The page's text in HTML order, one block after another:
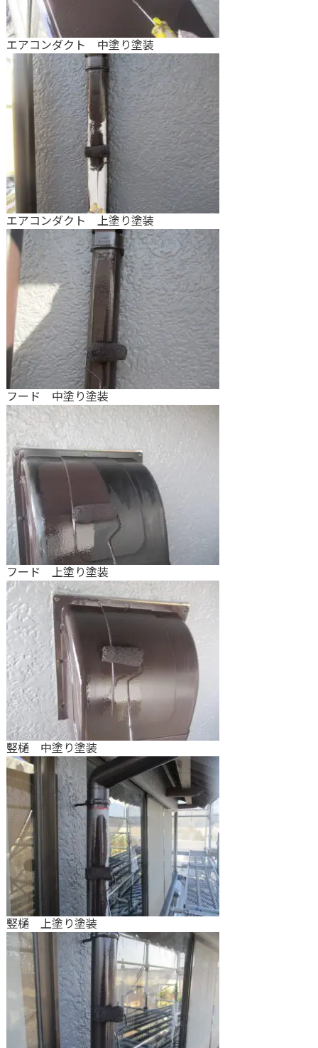
エアコンダクト 中塗り塗装
エアコンダクト 上塗り塗装
フード 中塗り塗装
フード 上塗り塗装
竪樋 中塗り塗装
竪樋 上塗り塗装